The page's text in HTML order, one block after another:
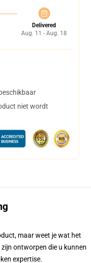
Delivered
Aug. 11 - Aug. 18
niet wordt
maar weet je wat het
ontworpen die u kunnen
expertise.